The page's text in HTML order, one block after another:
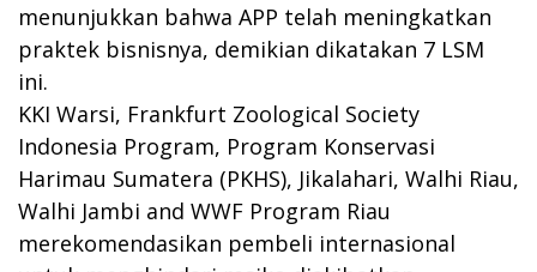
menunjukkan bahwa APP telah meningkatkan
praktek bisnisnya, demikian dikatakan 7 LSM
ini.
KKI Warsi, Frankfurt Zoological Society
Indonesia Program, Program Konservasi
Harimau Sumatera (PKHS), Jikalahari, Walhi Riau,
Walhi Jambi and WWF Program Riau
merekomendasikan pembeli internasional